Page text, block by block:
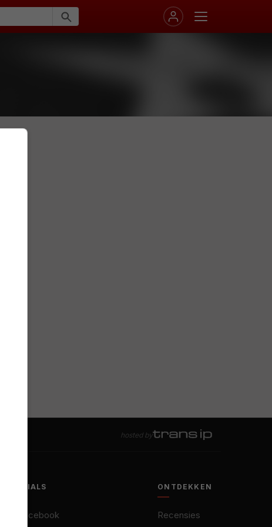
hosted by
SOCIALS
Facebook
ONTDEKKEN
Recensies